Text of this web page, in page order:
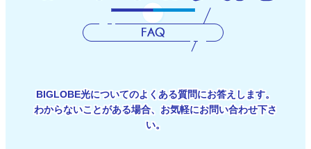
BIGLOBE光についてのよくある質問にお答えします。
わからないことがある場合、お気軽にお問い合わせ下さ
い。